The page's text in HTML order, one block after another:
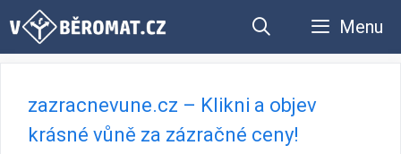
Přeskočit
Menu
zazracnevune.cz – Klikni a objev
krásné vůně za zázračné ceny!